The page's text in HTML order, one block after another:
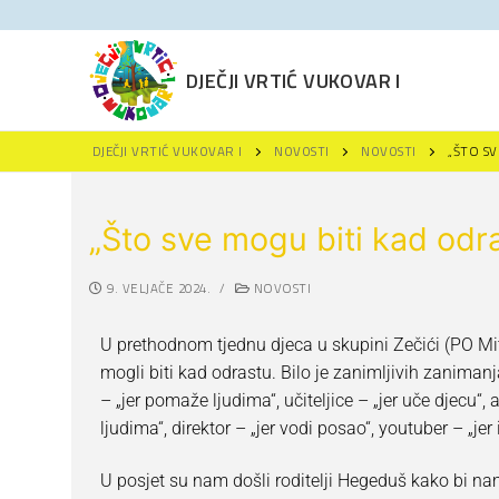
DJEČJI VRTIĆ VUKOVAR I
Novosti
Za roditelje
Održivi razvoj
DJEČJI VRTIĆ VUKOVAR I NOVOSTI NOVOSTI „ŠTO
„Što sve mogu biti kad
9. VELJAČE 2024. / NOVOSTI
U prethodnom tjednu djeca u skupini Zečići (PO
mogli biti kad odrastu. Bilo je zanimljivih
– „jer pomaže ljudima“, učiteljice – „jer uče
ljudima“, direktor – „jer vodi posao“, youtuber –
U posjet su nam došli roditelji Hegeduš kako bi